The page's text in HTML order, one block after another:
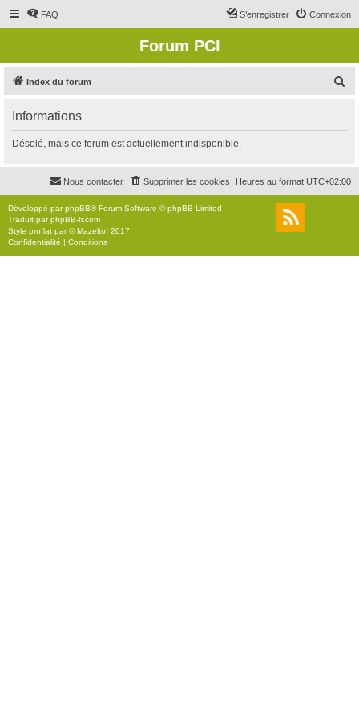
FAQ Connexion
S’enregistrer
Forum PCI
Index du forum
r
c
r
Informations
Désolé, mais ce forum est actuellement indisponible.
Heures au format UTC+02:00
Supprimer les cookies
Nous contacter
Développé parphpBB® Forum Software © phpBB Limited
Traduit parphpBB-fr.com
Style proflat par ©Mazeltof 2017
Confidentialité | Conditions